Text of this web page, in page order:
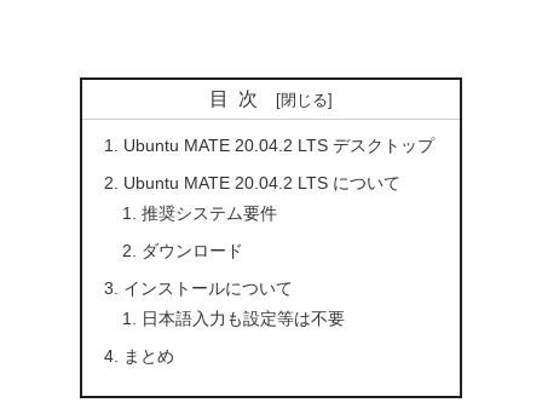
目次
Ubuntu MATE 20.04.2 LTS デスクトップ
Ubuntu MATE 20.04.2 LTS について
推奨システム要件
ダウンロード
インストールについて
日本語入力も設定等は不要
まとめ